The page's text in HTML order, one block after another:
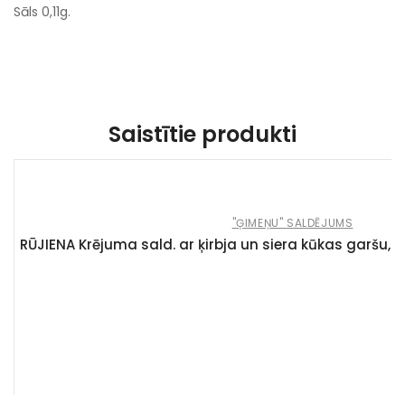
Sāls 0,11g.
Saistītie produkti
"ĢIMEŅU" SALDĒJUMS
RŪJIENA Krējuma sald. ar ķirbja un siera kūkas garšu,